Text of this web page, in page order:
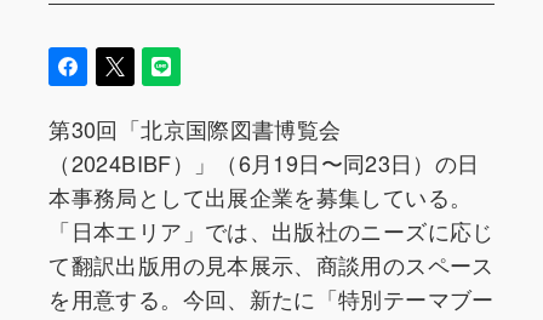
第30回「北京国際図書博覧会
（2024BIBF）」（6月19日〜同23日）の日
本事務局として出展企業を募集している。
「日本エリア」では、出版社のニーズに応じ
て翻訳出版用の見本展示、商談用のスペース
を用意する。今回、新たに「特別テーマブー